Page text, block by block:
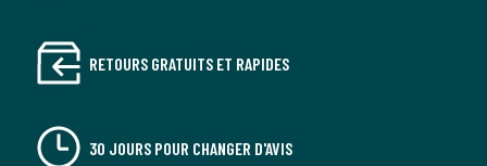
RETOURS GRATUITS ET RAPIDES
30 JOURS POUR CHANGER D'AVIS